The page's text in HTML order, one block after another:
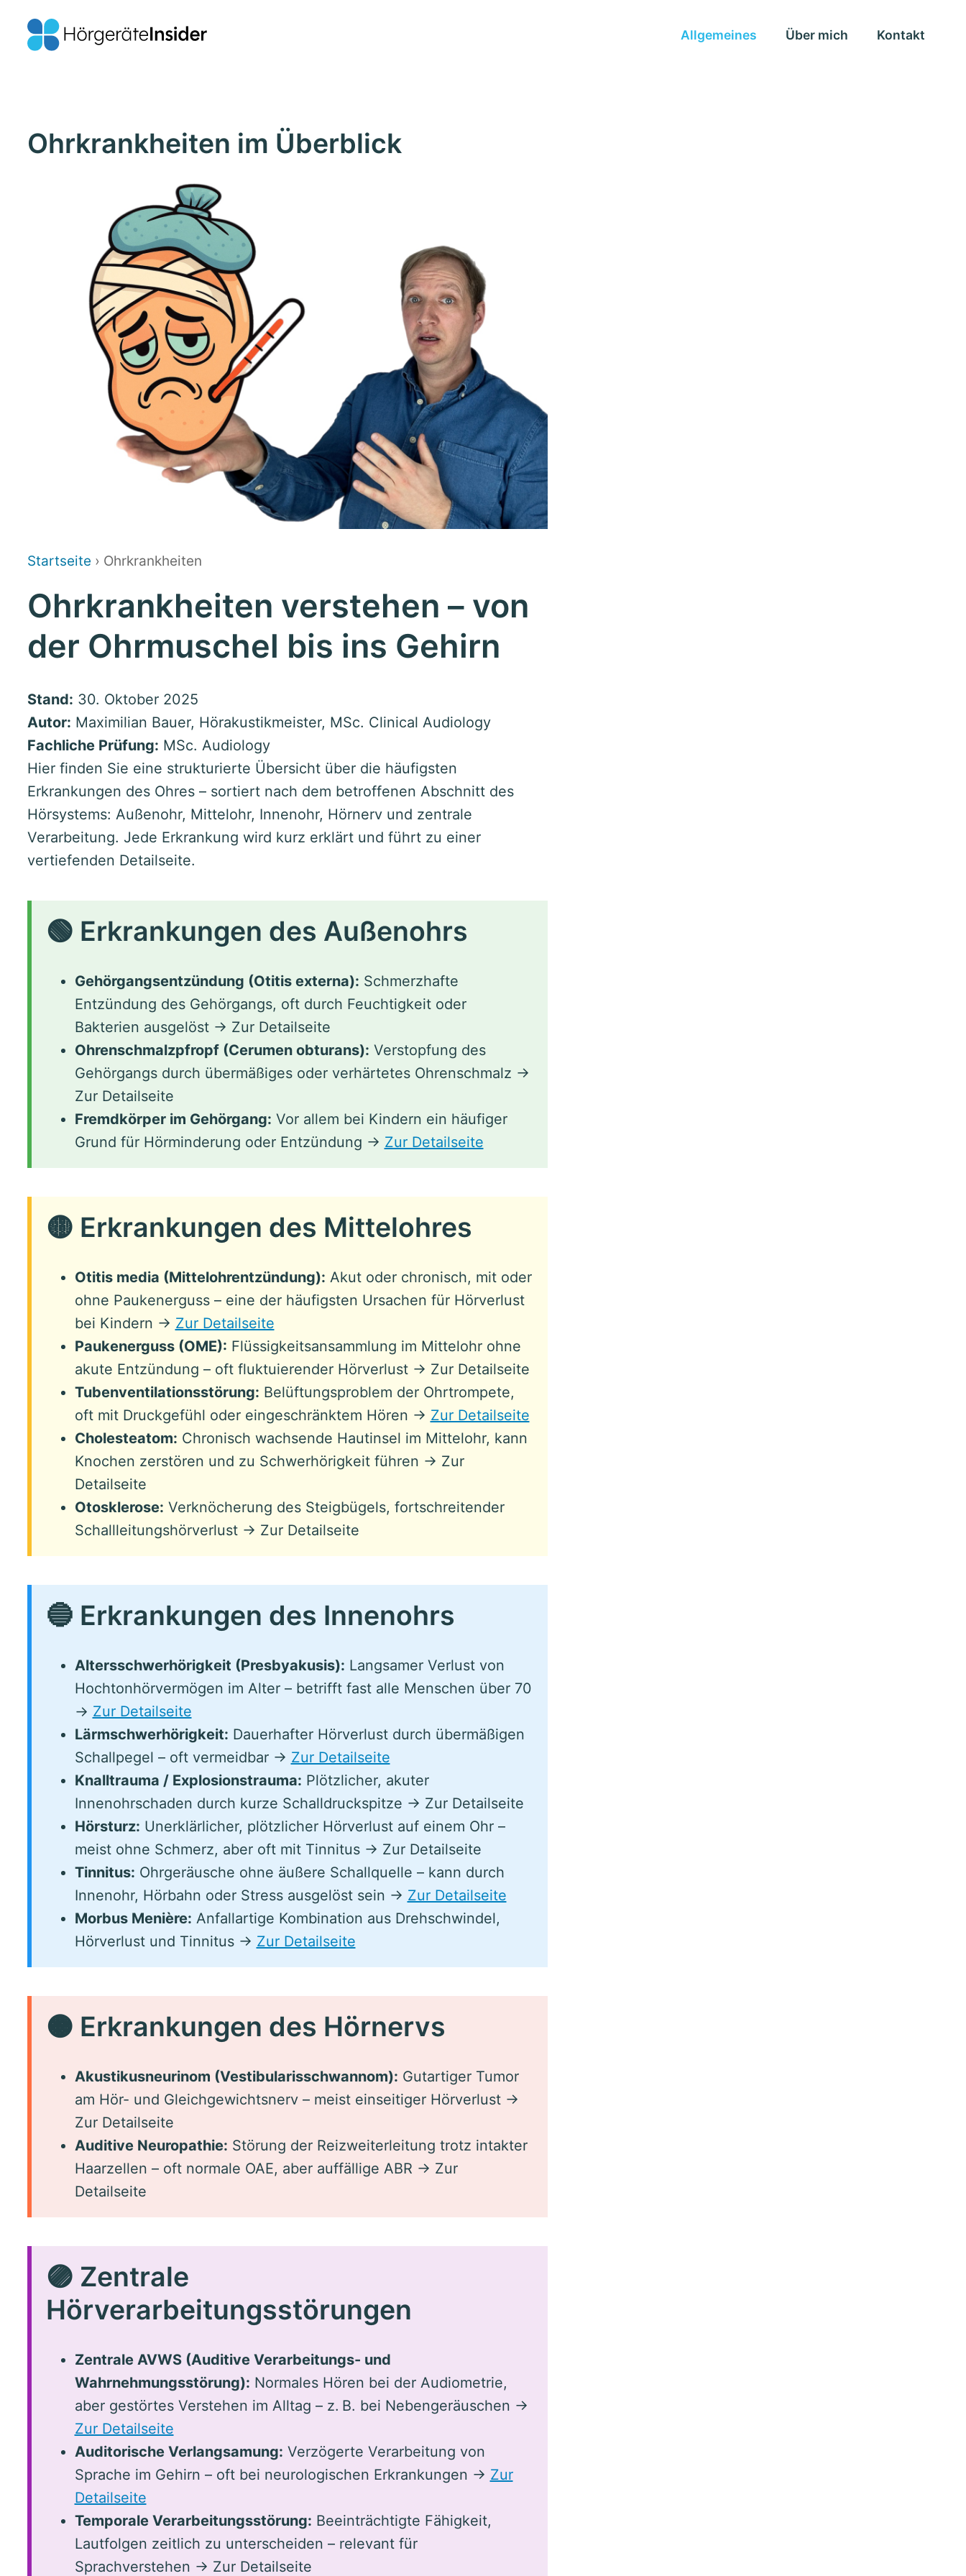
Allgemeines Über mich Kontakt
Ohrkrankheiten im Überblick
Startseite › Ohrkrankheiten
Ohrkrankheiten verstehen – von
der Ohrmuschel bis ins Gehirn
Stand: 30. Oktober 2025
Autor: Maximilian Bauer, Hörakustikmeister, MSc. Clinical Audiology
Fachliche Prüfung: MSc. Audiology
Hier finden Sie eine strukturierte Übersicht über die häufigsten
Erkrankungen des Ohres – sortiert nach dem betroffenen Abschnitt des
Hörsystems: Außenohr, Mittelohr, Innenohr, Hörnerv und zentrale
Verarbeitung. Jede Erkrankung wird kurz erklärt und führt zu einer
vertiefenden Detailseite.
🟢 Erkrankungen des Außenohrs
Gehörgangsentzündung (Otitis externa): Schmerzhafte
Entzündung des Gehörgangs, oft durch Feuchtigkeit oder
Bakterien ausgelöst → Zur Detailseite
Ohrenschmalzpfropf (Cerumen obturans): Verstopfung des
Gehörgangs durch übermäßiges oder verhärtetes Ohrenschmalz →
Zur Detailseite
Fremdkörper im Gehörgang: Vor allem bei Kindern ein häufiger
Grund für Hörminderung oder Entzündung → Zur Detailseite
🟡 Erkrankungen des Mittelohres
Otitis media (Mittelohrentzündung): Akut oder chronisch, mit oder
ohne Paukenerguss – eine der häufigsten Ursachen für Hörverlust
bei Kindern → Zur Detailseite
Paukenerguss (OME): Flüssigkeitsansammlung im Mittelohr ohne
akute Entzündung – oft fluktuierender Hörverlust → Zur Detailseite
Tubenventilationsstörung: Belüftungsproblem der Ohrtrompete,
oft mit Druckgefühl oder eingeschränktem Hören → Zur Detailseite
Cholesteatom: Chronisch wachsende Hautinsel im Mittelohr, kann
Knochen zerstören und zu Schwerhörigkeit führen → Zur
Detailseite
Otosklerose: Verknöcherung des Steigbügels, fortschreitender
Schallleitungshörverlust → Zur Detailseite
🔵 Erkrankungen des Innenohrs
Altersschwerhörigkeit (Presbyakusis): Langsamer Verlust von
Hochtonhörvermögen im Alter – betrifft fast alle Menschen über 70
→ Zur Detailseite
Lärmschwerhörigkeit: Dauerhafter Hörverlust durch übermäßigen
Schallpegel – oft vermeidbar → Zur Detailseite
Knalltrauma / Explosionstrauma: Plötzlicher, akuter
Innenohrschaden durch kurze Schalldruckspitze → Zur Detailseite
Hörsturz: Unerklärlicher, plötzlicher Hörverlust auf einem Ohr –
meist ohne Schmerz, aber oft mit Tinnitus → Zur Detailseite
Tinnitus: Ohrgeräusche ohne äußere Schallquelle – kann durch
Innenohr, Hörbahn oder Stress ausgelöst sein → Zur Detailseite
Morbus Menière: Anfallartige Kombination aus Drehschwindel,
Hörverlust und Tinnitus → Zur Detailseite
🟠 Erkrankungen des Hörnervs
Akustikusneurinom (Vestibularisschwannom): Gutartiger Tumor
am Hör- und Gleichgewichtsnerv – meist einseitiger Hörverlust →
Zur Detailseite
Auditive Neuropathie: Störung der Reizweiterleitung trotz intakter
Haarzellen – oft normale OAE, aber auffällige ABR → Zur
Detailseite
🟣 Zentrale
Hörverarbeitungsstörungen
Zentrale AVWS (Auditive Verarbeitungs- und
Wahrnehmungsstörung): Normales Hören bei der Audiometrie,
aber gestörtes Verstehen im Alltag – z. B. bei Nebengeräuschen →
Zur Detailseite
Auditorische Verlangsamung: Verzögerte Verarbeitung von
Sprache im Gehirn – oft bei neurologischen Erkrankungen → Zur
Detailseite
Temporale Verarbeitungsstörung: Beeinträchtigte Fähigkeit,
Lautfolgen zeitlich zu unterscheiden – relevant für
Sprachverstehen → Zur Detailseite